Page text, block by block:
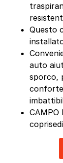
Questo
auto
sporco,
CAMPO